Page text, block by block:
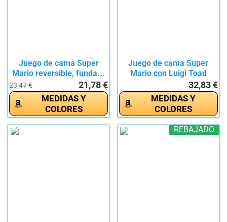
Juego de cama Super
Mario reversible, funda...
23,47 € 21,78 €
MEDIDAS Y
COLORES
Juego de cama Super
Mario con Luigi Toad
32,83 €
MEDIDAS Y
COLORES
REBAJADO